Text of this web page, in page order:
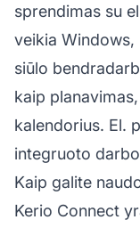
sprendimas su
veikia
siūlo
kaip
kalendorius. El.
integruoto
Kaip galite
Kerio Connect